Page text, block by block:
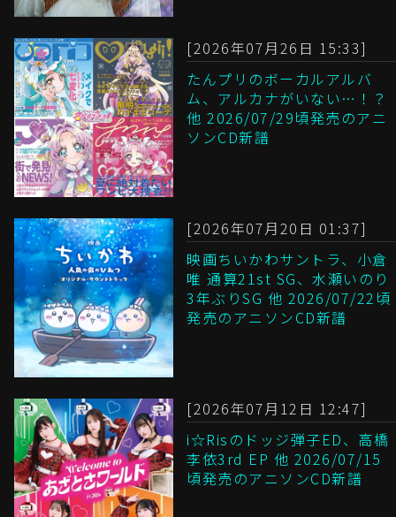
[2026年07月26日 15:33]
たんプリのボーカルアルバ
ム、アルカナがいない…！？
他 2026/07/29頃発売のアニ
ソンCD新譜
[2026年07月20日 01:37]
映画ちいかわサントラ、小倉
唯 通算21st SG、水瀬いのり
3年ぶりSG 他 2026/07/22頃
発売のアニソンCD新譜
[2026年07月12日 12:47]
i☆Risのドッジ弾子ED、高橋
李依3rd EP 他 2026/07/15
頃発売のアニソンCD新譜